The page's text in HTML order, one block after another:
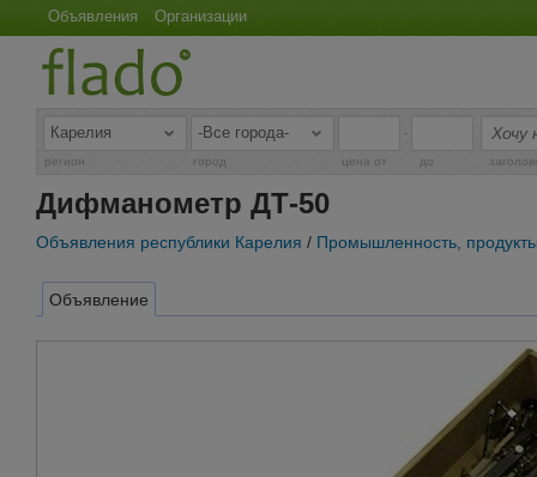
Объявления Организации
-
регион город цена от до
Дифманометр ДТ-50
Объявления республики Карелия / Промышленность,
Объявление